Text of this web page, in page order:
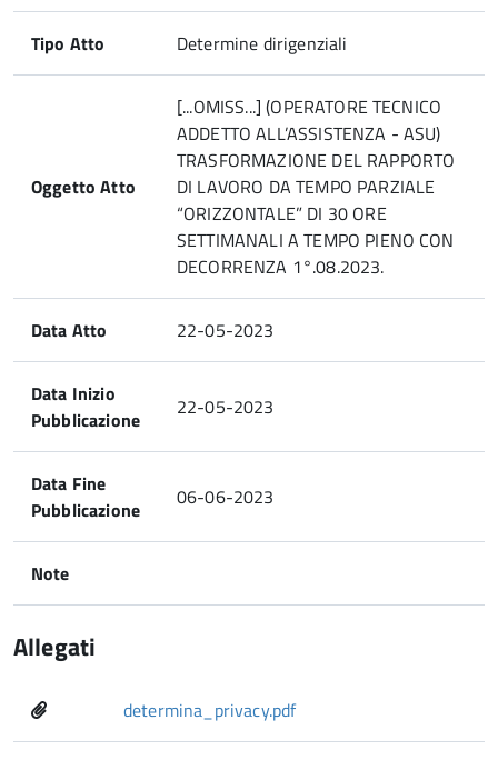
Tipo Atto Determine dirigenziali
Oggetto Atto
[...OMISS...] (OPERATORE TECNICO
ADDETTO ALL’ASSISTENZA - ASU)
TRASFORMAZIONE DEL RAPPORTO
DI LAVORO DA TEMPO PARZIALE
“ORIZZONTALE” DI 30 ORE
SETTIMANALI A TEMPO PIENO CON
DECORRENZA 1°.08.2023.
Data Atto 22-05-2023
Data Inizio
Pubblicazione
22-05-2023
Data Fine
Pubblicazione
06-06-2023
Note
Allegati
determina_privacy.pdf